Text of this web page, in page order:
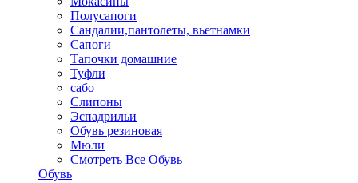
Полусапоги
Сандалии,пантолеты, вьетнамки
Сапоги
Тапочки домашние
Туфли
сабо
Слипоны
Эспадрильи
Обувь резиновая
Мюли
Смотреть Все Обувь
Обувь